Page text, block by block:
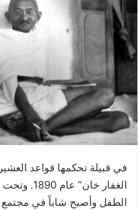
في قبيلة تحكمها قواعد
الغفار
الطفل وأصبح شاباً في مجتمع